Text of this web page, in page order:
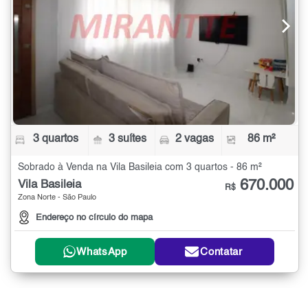
3 quartos 3 suítes 2 vagas 86 m²
Sobrado à Venda na Vila Basileia com 3 quartos - 86 m²
Vila Basileia
Zona Norte - São Paulo
Endereço no círculo do mapa
R$ 670.000
WhatsApp Contatar